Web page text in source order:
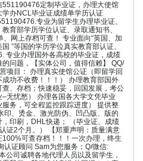
定制毕业证，办理大使馆
办NCL毕业证成绩单学历认证
专业为留学生办理毕业证、
育部学历学位认证、录取通知书、
网上存档可查！ 专业面向“英国、加
”等国的学历学位真实教育部认证、
专业办理国外各高校的毕业证，成绩
问题，【实体公司，值得信赖】 QQ/
项目： 办理真实使馆公证（即留学回
功不收费！！！） 办理教育部国外
、存档；快速稳妥，回国发展，考公
无忧愁） 办理各国各大学文凭毕业
务，可全程监控跟踪进度） 提供整
印、烫金、激光防伪、凹凸版、版的
印刷，DHL快递； （毕业证、成绩
证2个月。） 【郑重声明：质量满意
可查存档！！！一次办理，终生
认证顾问 Sam为您服务：Q/微信:
司诚聘各地代理人员以及留学生，